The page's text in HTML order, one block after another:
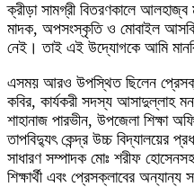
ক্রীড়া সামগ্রী বিতরণকালে
মাদক, অপসংস্কৃতি ও মোবাইল
নেই। তাই এই উদ্যোগকে আমি
এসময় আরও উপস্থিত ছিলেন
কবির, কার্যকরী সদস্য আসাদুল্লাহ
শাহানাজ পারভীন, উপজেলা শিক্ষা
তাপবিদ্যুৎ কেন্দ্র উচ্চ বিদ্যালয়ের
সাধারণ সম্পাদক মোঃ শরীফ হোসেনসহ
শিক্ষার্থী এবং প্রেসক্লাবের অন্যান্য